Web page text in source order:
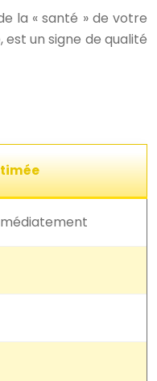
la « santé » de votre
un signe de qualité